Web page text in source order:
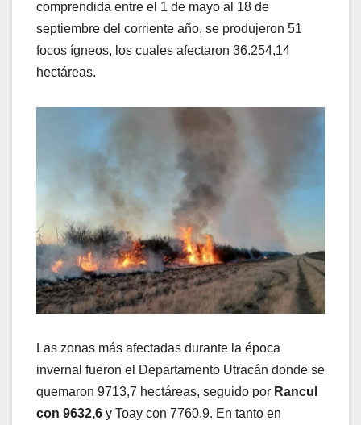
comprendida entre el 1 de mayo al 18 de
septiembre del corriente año, se produjeron 51
focos ígneos, los cuales afectaron 36.254,14
hectáreas.
Las zonas más afectadas durante la época
invernal fueron el Departamento Utracán donde se
quemaron 9713,7 hectáreas, seguido por Rancul
con 9632,6 y Toay con 7760,9. En tanto en